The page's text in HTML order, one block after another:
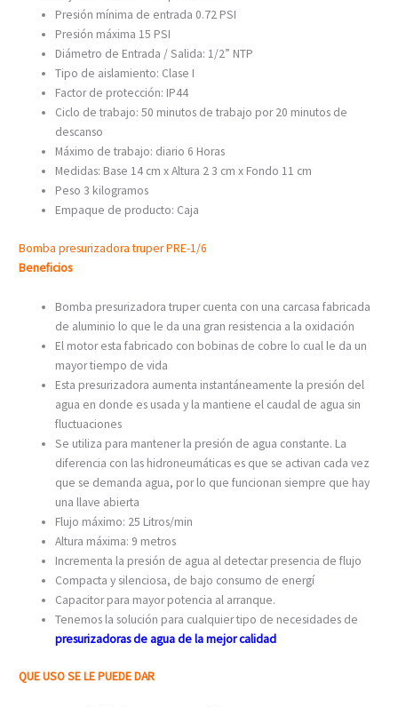
Presión mínima de entrada 0.72 PSI
Presión máxima 15 PSI
Diámetro de Entrada / Salida: 1/2” NTP
Tipo de aislamiento: Clase I
Factor de protección: IP44
Ciclo de trabajo: 50 minutos de trabajo por 20 minutos de
descanso
Máximo de trabajo: diario 6 Horas
Medidas: Base 14 cm x Altura 2 3 cm x Fondo 11 cm
Peso 3 kilogramos
Empaque de producto: Caja
Bomba presurizadora truper PRE-1/6
Beneficios
Bomba presurizadora truper cuenta con una carcasa fabricada
de aluminio lo que le da una gran resistencia a la oxidación
El motor esta fabricado con bobinas de cobre lo cual le da un
mayor tiempo de vida
Esta presurizadora aumenta instantáneamente la presión del
agua en donde es usada y la mantiene el caudal de agua sin
fluctuaciones
Se utiliza para mantener la presión de agua constante. La
diferencia con las hidroneumáticas es que se activan cada vez
que se demanda agua, por lo que funcionan siempre que hay
una llave abierta
Flujo máximo: 25 Litros/min
Altura máxima: 9 metros
Incrementa la presión de agua al detectar presencia de flujo
Compacta y silenciosa, de bajo consumo de energí
Capacitor para mayor potencia al arranque.
Tenemos la solución para cualquier tipo de necesidades de
presurizadoras de agua de la mejor calidad
QUE USO SE LE PUEDE DAR